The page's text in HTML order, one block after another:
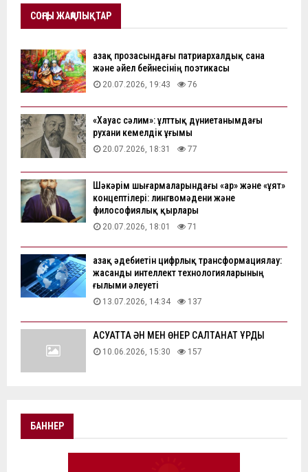
СОҢҒЫ ЖАҢАЛЫҚТАР
Қазақ прозасындағы патриархалдық сана
және әйел бейнесінің поэтикасы
20.07.2026, 19:43 76
«Хауас сәлим»: ұлттық дүниетанымдағы
рухани кемелдік ұғымы
20.07.2026, 18:31 77
Шәкәрім шығармаларындағы «ар» және «ұят»
концептілері: лингвомәдени және
философиялық қырлары
20.07.2026, 18:01 71
Қазақ әдебиетін цифрлық трансформациялау:
жасанды интеллект технологияларының
ғылыми әлеуеті
13.07.2026, 14:34 137
АҚСУАТТА ӘН МЕН ӨНЕР САЛТАНАТ ҚҰРДЫ
10.06.2026, 15:30 157
БАННЕР